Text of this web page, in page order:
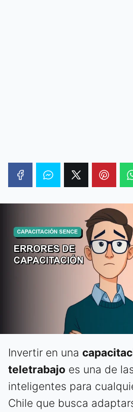
Invertir en una
teletrabajo es una de
inteligentes para
Chile que busca